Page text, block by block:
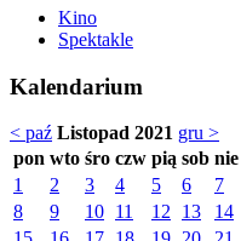
Kino
Spektakle
Kalendarium
< paź Listopad 2021 gru >
pon wto śro czw pią sob nie
1
2 3 4 5 6
7
8
9 10 11 12 13
14